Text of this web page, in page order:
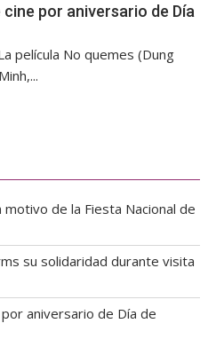
por aniversario de Día
película No quemes (Dung
motivo de la Fiesta Nacional de
su solidaridad durante visita
aniversario de Día de